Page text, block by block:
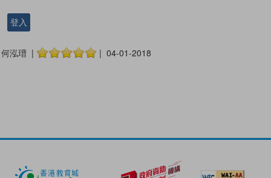
登入
何泓瑨 | | 04-01-2018